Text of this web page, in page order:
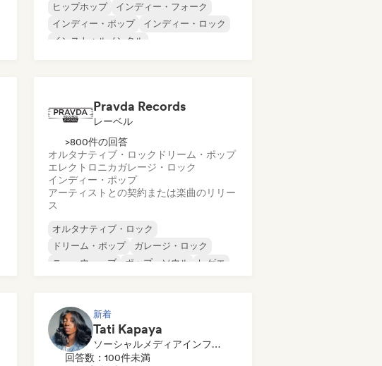
ヒップホップ
インディー・フォーク
インディー・ポップ
インディー・ロック
インストゥルメンタル
Pravda Records
レーベル
>800件の回答
オルタナティブ・ロック ドリーム・ポップ
エレクトロニカガレージ・ロック
インディー・ポップ
アーティストとの契約または楽曲のリリー
ス
オルタナティブ・ロック
ドリーム・ポップ
ガレージ・ロック
ニューウェーブ
ポップ・ソウル
レゲエ
新着
Tati Kapaya
ソーシャルメディアインフルエンサー
回答数：100件未満